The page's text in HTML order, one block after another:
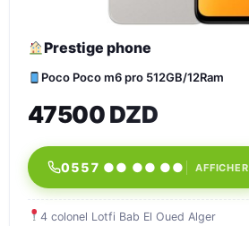
Prestige phone
Poco Poco m6 pro 512GB/12Ram
47500 DZD
0557 ●● ●● ●● AFFICHER
4 colonel Lotfi Bab El Oued Alger